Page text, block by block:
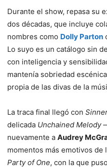
Durante el show, repasa su
dos décadas, que incluye
nombres como Dolly Parton
Lo suyo es un catálogo sin
con inteligencia y
mantenía sobriedad
propia de las divas de la
La traca final llegó con
delicada Unchained Melody
nuevamente a Audrey
momentos más emotivos
Party of One, con la que